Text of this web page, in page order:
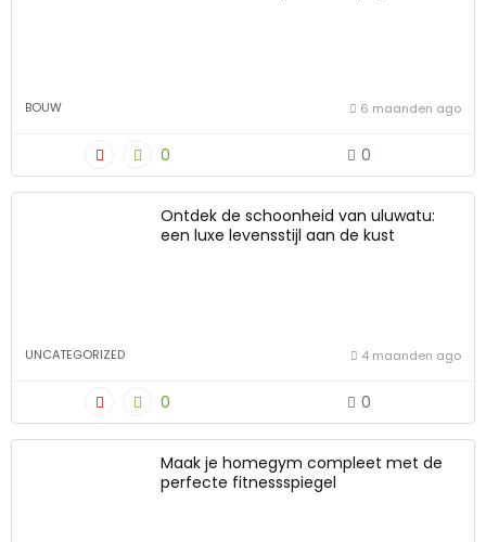
BOUW 6 maanden ago
0 0
Ontdek de schoonheid van uluwatu:
een luxe levensstijl aan de kust
UNCATEGORIZED 4 maanden ago
0 0
Maak je homegym compleet met de
perfecte fitnessspiegel